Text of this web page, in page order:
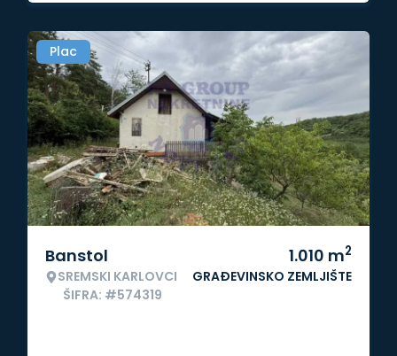
Plac
Banstol
SREMSKI KARLOVCI
ŠIFRA: #574319
1.010 m2
GRAĐEVINSKO ZEMLJIŠTE